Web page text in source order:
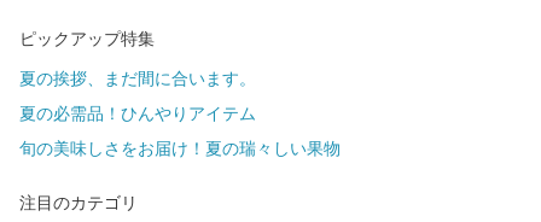
ピックアップ特集
夏の挨拶、まだ間に合います。
夏の必需品！ひんやりアイテム
旬の美味しさをお届け！夏の瑞々しい果物
注目のカテゴリ